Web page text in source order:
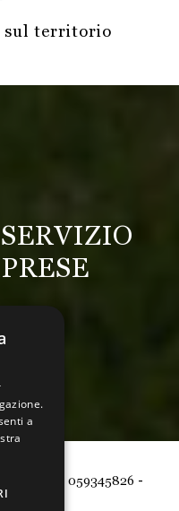
sul territorio
059345826 -
a